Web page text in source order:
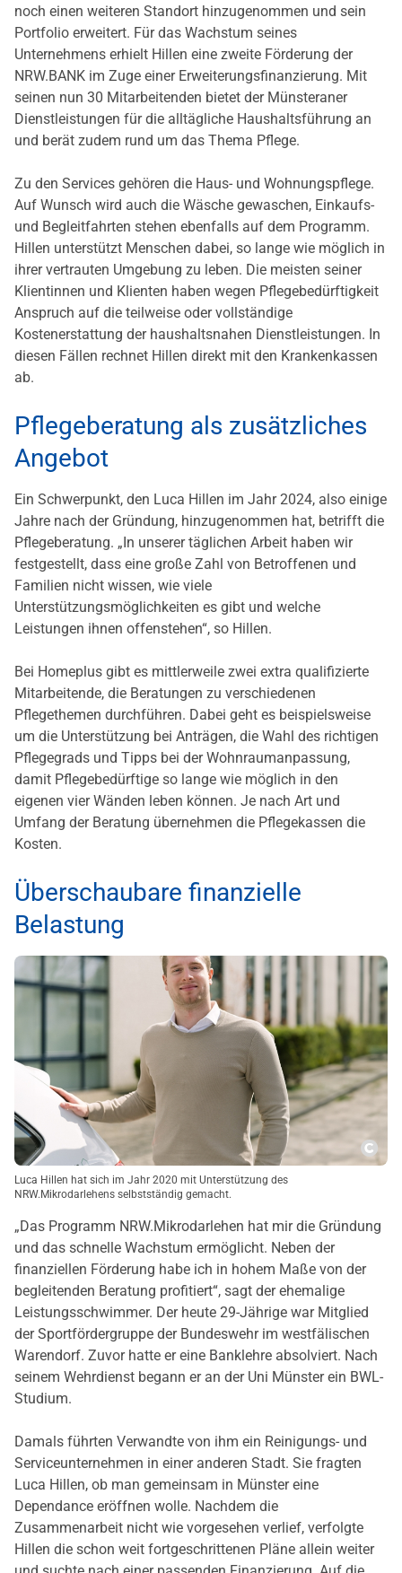
noch einen weiteren Standort hinzugenommen und sein
Portfolio erweitert. Für das Wachstum seines
Unternehmens erhielt Hillen eine zweite Förderung der
NRW.BANK im Zuge einer Erweiterungsfinanzierung. Mit
seinen nun 30 Mitarbeitenden bietet der Münsteraner
Dienstleistungen für die alltägliche Haushaltsführung an
und berät zudem rund um das Thema Pflege.
Zu den Services gehören die Haus- und Wohnungspflege.
Auf Wunsch wird auch die Wäsche gewaschen, Einkaufs-
und Begleitfahrten stehen ebenfalls auf dem Programm.
Hillen unterstützt Menschen dabei, so lange wie möglich in
ihrer vertrauten Umgebung zu leben. Die meisten seiner
Klientinnen und Klienten haben wegen Pflegebedürftigkeit
Anspruch auf die teilweise oder vollständige
Kostenerstattung der haushaltsnahen Dienstleistungen. In
diesen Fällen rechnet Hillen direkt mit den Krankenkassen
ab.
Pflegeberatung als zusätzliches
Angebot
Ein Schwerpunkt, den Luca Hillen im Jahr 2024, also einige
Jahre nach der Gründung, hinzugenommen hat, betrifft die
Pflegeberatung. „In unserer täglichen Arbeit haben wir
festgestellt, dass eine große Zahl von Betroffenen und
Familien nicht wissen, wie viele
Unterstützungsmöglichkeiten es gibt und welche
Leistungen ihnen offenstehen“, so Hillen.
Bei Homeplus gibt es mittlerweile zwei extra qualifizierte
Mitarbeitende, die Beratungen zu verschiedenen
Pflegethemen durchführen. Dabei geht es beispielsweise
um die Unterstützung bei Anträgen, die Wahl des richtigen
Pflegegrads und Tipps bei der Wohnraumanpassung,
damit Pflegebedürftige so lange wie möglich in den
eigenen vier Wänden leben können. Je nach Art und
Umfang der Beratung übernehmen die Pflegekassen die
Kosten.
Überschaubare finanzielle
Belastung
Luca Hillen hat sich im Jahr 2020 mit Unterstützung des
NRW.Mikrodarlehens selbstständig gemacht.
„Das Programm NRW.Mikrodarlehen hat mir die Gründung
und das schnelle Wachstum ermöglicht. Neben der
finanziellen Förderung habe ich in hohem Maße von der
begleitenden Beratung profitiert“, sagt der ehemalige
Leistungsschwimmer. Der heute 29-Jährige war Mitglied
der Sportfördergruppe der Bundeswehr im westfälischen
Warendorf. Zuvor hatte er eine Banklehre absolviert. Nach
seinem Wehrdienst begann er an der Uni Münster ein BWL-
Studium.
Damals führten Verwandte von ihm ein Reinigungs- und
Serviceunternehmen in einer anderen Stadt. Sie fragten
Luca Hillen, ob man gemeinsam in Münster eine
Dependance eröffnen wolle. Nachdem die
Zusammenarbeit nicht wie vorgesehen verlief, verfolgte
Hillen die schon weit fortgeschrittenen Pläne allein weiter